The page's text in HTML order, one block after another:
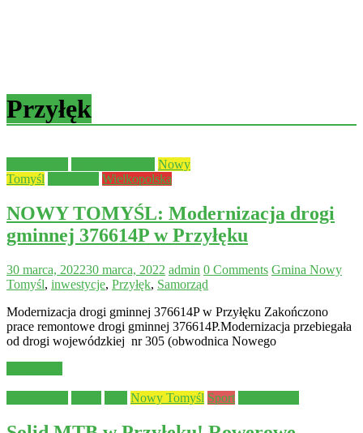
Przyłęk
Nowy
Tomyśl
Wielkopolska
NOWY TOMYŚL: Modernizacja drogi
gminnej 376614P w Przyłęku
30 marca, 202230 marca, 2022 admin 0 Comments Gmina Nowy
Tomyśl, inwestycje, Przyłęk, Samorząd
Modernizacja drogi gminnej 376614P w Przyłęku Zakończono
prace remontowe drogi gminnej 376614P.Modernizacja przebiegała
od drogi wojewódzkiej nr 305 (obwodnica Nowego
Nowy Tomyśl Sport